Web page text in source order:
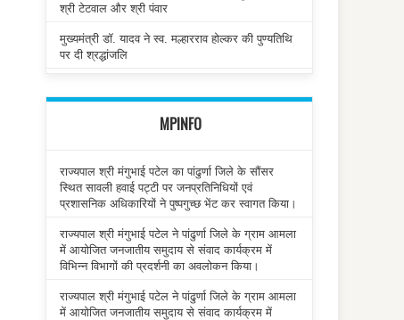
श्री टेटवाल और श्री पंवार
मुख्यमंत्री डॉ. यादव ने स्व. मल्हारराव होल्कर की पुण्यतिथि
पर दी श्रद्धांजलि
MPINFO
राज्यपाल श्री मंगुभाई पटेल का पांढुर्णा जिले के सौंसर
स्थित सावली हवाई पट्टी पर जनप्रतिनिधियों एवं
प्रशासनिक अधिकारियों ने पुष्पगुच्छ भेंट कर स्वागत किया।
राज्यपाल श्री मंगुभाई पटेल ने पांढुर्णा जिले के ग्राम आमला
में आयोजित जनजातीय समुदाय से संवाद कार्यक्रम में
विभिन्न विभागों की प्रदर्शनी का अवलोकन किया।
राज्यपाल श्री मंगुभाई पटेल ने पांढुर्णा जिले के ग्राम आमला
में आयोजित जनजातीय समुदाय से संवाद कार्यक्रम में